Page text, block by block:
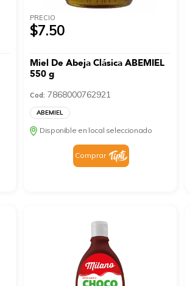
PRECIO
$7.50
Miel De Abeja Clásica ABEMIEL
550 g
Cod: 7868000762921
ABEMIEL
Disponible en local seleccionado
Comprar